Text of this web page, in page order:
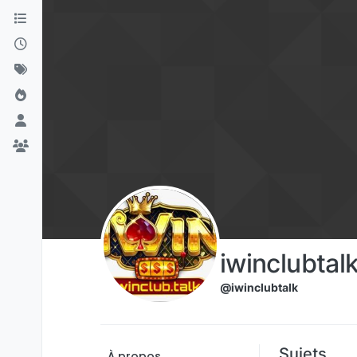
Aller directement au contenu
@iwinclubtalk